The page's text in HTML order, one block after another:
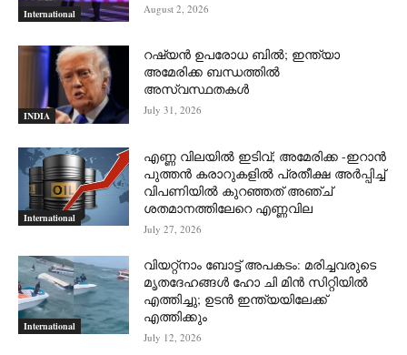
International August 2, 2026
INDIA
റഷ്യന്‍ ഉപരോധ ബില്‍; ഇന്ത്യാ
അമേരിക്ക ബന്ധത്തില്‍
അസ്വസ്ഥതകള്‍
July 31, 2026
International
എണ്ണ വിലയില്‍ ഇടിവ്; അമേരിക്ക -ഇറാന്‍
പുത്തന്‍ കരാറുകളില്‍ പ്രതീക്ഷ അര്‍പ്പിച്ച്
വിപണിയില്‍ കുറഞ്ഞത് അഞ്ച്
ശതമാനത്തിലേറെ എണ്ണവില
July 27, 2026
International
വിയറ്റ്നാം ബോട്ട് അപകടം: മരിച്ചവരുടെ
മൃതദേഹങ്ങൾ ഹോ ചി മിൻ സിറ്റിയിൽ
എത്തിച്ചു; ഉടൻ ഇന്ത്യയിലേക്ക്
എത്തിക്കും
July 12, 2026